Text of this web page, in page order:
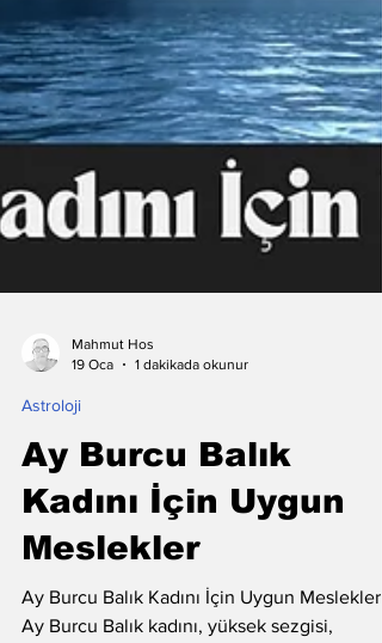
Ay Burcu Balık
Kadını İçin Uygun
Ay Burcu Balık Kadını İçin Uygun Meslekler